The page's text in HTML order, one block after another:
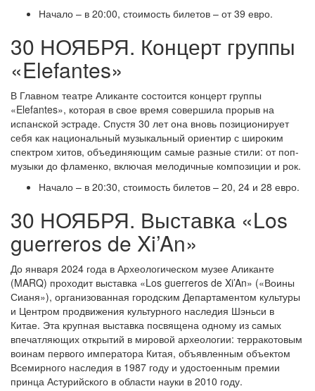
Начало – в 20:00, стоимость билетов – от 39 евро.
30 НОЯБРЯ. Концерт группы
«Elefantes»
В Главном театре Аликанте состоится концерт группы
«Elefantes», которая в свое время совершила прорыв на
испанской эстраде. Спустя 30 лет она вновь позиционирует
себя как национальный музыкальный ориентир с широким
спектром хитов, объединяющим самые разные стили: от поп-
музыки до фламенко, включая мелодичные композиции и рок.
Начало – в 20:30, стоимость билетов – 20, 24 и 28 евро.
30 НОЯБРЯ. Выставка «Los
guerreros de Xi’An»
До января 2024 года в Археологическом музее Аликанте
(MARQ) проходит выставка «Los guerreros de Xi’An» («Воины
Сианя»), организованная городским Департаментом культуры
и Центром продвижения культурного наследия Шэньси в
Китае. Эта крупная выставка посвящена одному из самых
впечатляющих открытий в мировой археологии: терракотовым
воинам первого императора Китая, объявленным объектом
Всемирного наследия в 1987 году и удостоенным премии
принца Астурийского в области науки в 2010 году.